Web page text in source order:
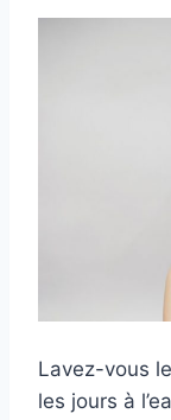
Lavez-vous
les jours à